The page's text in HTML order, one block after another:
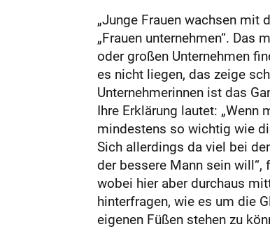
„Junge Frauen wachsen mit
„Frauen unternehmen“.
oder großen Unternehmen
es nicht liegen, das zeige
Unternehmerinnen ist das
Ihre Erklärung lautet: „Wenn
mindestens so wichtig wie
Sich allerdings da viel bei
der bessere Mann sein
wobei hier aber durchaus
hinterfragen, wie es um die
eigenen Füßen stehen zu